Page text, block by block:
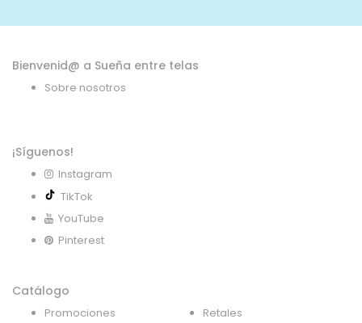
Bienvenid@ a Sueña entre telas
Sobre nosotros
¡Síguenos!
Instagram
TikTok
YouTube
Pinterest
Catálogo
Promociones Retales